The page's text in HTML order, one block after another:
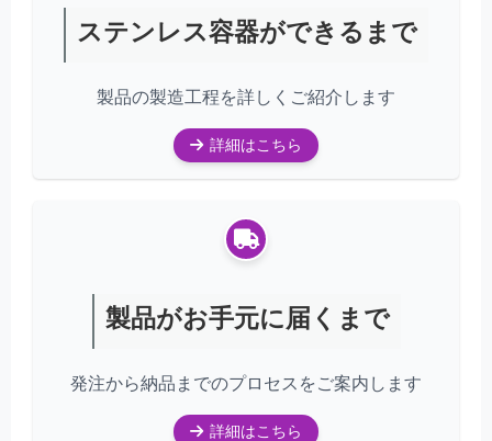
ステンレス容器ができるまで
製品の製造工程を詳しくご紹介します
詳細はこちら
製品がお手元に届くまで
発注から納品までのプロセスをご案内します
詳細はこちら